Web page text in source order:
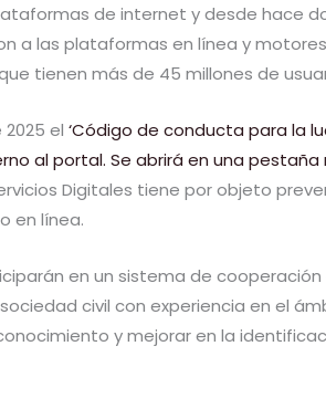
de internet y desde hace
a las plataformas en línea y
tienen más de 45 millones de
el ‘Código de conducta para la
al portal. Se abrirá en una pestaña
Digitales tiene por objeto
en línea.
en un sistema de
civil con experiencia en el
y mejorar en la